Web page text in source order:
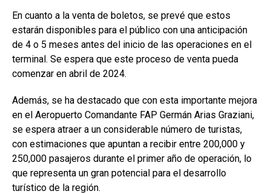
En cuanto a la venta de boletos, se prevé que estos
estarán disponibles para el público con una anticipación
de 4 o 5 meses antes del inicio de las operaciones en el
terminal. Se espera que este proceso de venta pueda
comenzar en abril de 2024.
Además, se ha destacado que con esta importante mejora
en el Aeropuerto Comandante FAP Germán Arias Graziani,
se espera atraer a un considerable número de turistas,
con estimaciones que apuntan a recibir entre 200,000 y
250,000 pasajeros durante el primer año de operación, lo
que representa un gran potencial para el desarrollo
turístico de la región.